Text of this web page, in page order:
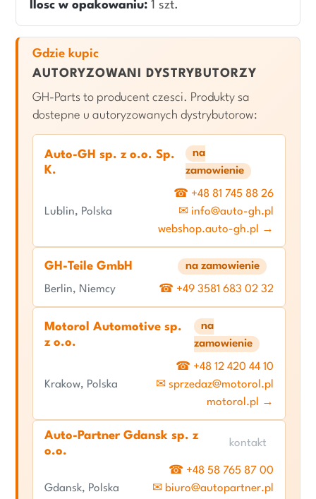
Ilosc w opakowaniu: 1 szt.
Gdzie kupic
AUTORYZOWANI DYSTRYBUTORZY
GH-Parts to producent czesci. Produkty sa
dostepne u autoryzowanych dystrybutorow:
Auto-GH sp. z o.o. Sp.
K.
na
zamowienie
Lublin, Polska
☎ +48 81 745 88 26
✉ info@auto-gh.pl
webshop.auto-gh.pl →
GH-Teile GmbH na zamowienie
Berlin, Niemcy ☎ +49 3581 683 02 32
Motorol Automotive sp.
z o.o.
na
zamowienie
Krakow, Polska
☎ +48 12 420 44 10
✉ sprzedaz@motorol.pl
motorol.pl →
Auto-Partner Gdansk sp. z
o.o.
kontakt
Gdansk, Polska
☎ +48 58 765 87 00
✉ biuro@autopartner.pl